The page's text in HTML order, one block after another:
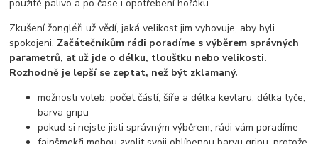
použité palivo a po čase i opotřebení hořáku.
Zkušení žongléři už vědí, jaká velikost jim vyhovuje, aby byli
spokojeni. Začátečníkům rádi poradíme s výběrem správných
parametrů, ať už jde o délku, tloušťku nebo velikosti.
Rozhodně je lepší se zeptat, než být zklamaný.
možnosti voleb: počet částí, šíře a délka kevlaru, délka tyče,
barva gripu
pokud si nejste jisti správným výběrem, rádi vám poradíme